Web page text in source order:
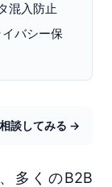
混入防止
バシー保
相談してみる →
多くのB2B